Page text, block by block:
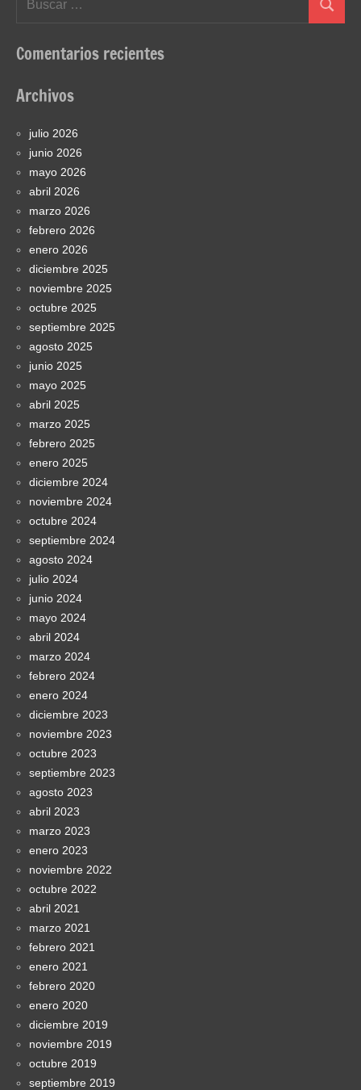
Buscar
Comentarios recientes
Archivos
julio 2026
junio 2026
mayo 2026
abril 2026
marzo 2026
febrero 2026
enero 2026
diciembre 2025
noviembre 2025
octubre 2025
septiembre 2025
agosto 2025
junio 2025
mayo 2025
abril 2025
marzo 2025
febrero 2025
enero 2025
diciembre 2024
noviembre 2024
octubre 2024
septiembre 2024
agosto 2024
julio 2024
junio 2024
mayo 2024
abril 2024
marzo 2024
febrero 2024
enero 2024
diciembre 2023
noviembre 2023
octubre 2023
septiembre 2023
agosto 2023
abril 2023
marzo 2023
enero 2023
noviembre 2022
octubre 2022
abril 2021
marzo 2021
febrero 2021
enero 2021
febrero 2020
enero 2020
diciembre 2019
noviembre 2019
octubre 2019
septiembre 2019